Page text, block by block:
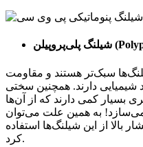
شیلنگ پلی‌پروپیلن (
سبک‌تر هستند و مقاومت
شیمیایی دارند. همچنین سختی
کمی دارند که از آن‌ها
به همین علت می‌توان
بالا از این شیلنگ‌ها استفاده
کرد.